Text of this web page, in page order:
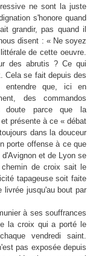
ne sont la juste
s'honore quand
grandir, pas quand il
disent : « Ne soyez
de cette oeuvre.
des abrutis ? Ce qui
Cela se fait depuis des
que, ici en
des commandos
doute parce que la
présente à ce « débat
dans la douceur
porte offense à ce que
et de Lyon se
de croix sait le
tapageuse soit faite
livrée jusqu'au bout par
à ses souffrances
la croix qui a porté le
vendredi saint.
pas exposée depuis